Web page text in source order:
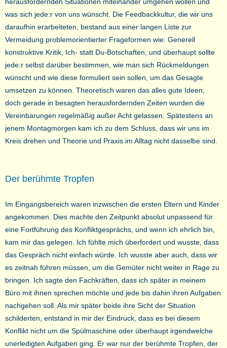
was sich jede:r von uns wünscht. Die Feedbackkultur, die wir uns
daraufhin erarbeiteten, bestand aus einer langen Liste zur
Vermeidung problemorientierter Frageformen wie: Generell
konstruktive Kritik, Ich- statt Du-Botschaften, und überhaupt sollte
jede:r selbst darüber bestimmen, wie man sich Rückmeldungen
wünscht und wie diese formuliert sein sollen, um das Gesagte
umsetzen zu können. Theoretisch waren das alles gute Ideen,
doch gerade in besagten herausfordernden Zeiten wurden die
Vereinbarungen regelmäßig außer Acht gelassen. Spätestens an
jenem Montagmorgen kam ich zu dem Schluss, dass wir uns im
Kreis drehen und Theorie und Praxis im Alltag nicht dasselbe sind.
Der berühmte Tropfen
Im Eingangsbereich waren inzwischen die ersten Eltern und Kinder
angekommen. Dies machte den Zeitpunkt absolut unpassend für
eine Fortführung des Konfliktgesprächs, und wenn ich ehrlich bin,
kam mir das gelegen. Ich fühlte mich überfordert und wusste, dass
das Gespräch nicht einfach würde. Ich wusste aber auch, dass wir
es zeitnah führen müssen, um die Gemüter nicht weiter in Rage zu
bringen. Ich sagte den Fachkräften, dass ich später in meinem
Büro mit ihnen sprechen möchte und jede bis dahin ihren Aufgaben
nachgehen soll. Als mir später beide ihre Sicht der Situation
schilderten, entstand in mir der Eindruck, dass es bei diesem
Konflikt nicht um die Spülmaschine oder überhaupt irgendwelche
unerledigten Aufgaben ging. Er war nur der berühmte Tropfen, der